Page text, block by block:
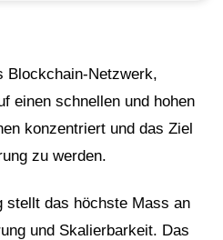
Blockchain-Netzwerk,
einen schnellen und hohen
konzentriert und das Ziel
zu werden.
stellt das höchste Mass an
und Skalierbarkeit. Das